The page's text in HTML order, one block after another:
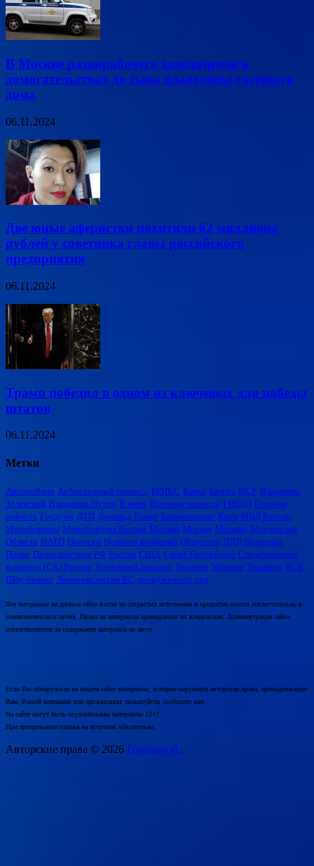
В Москве разнорабочего заподозрили в
домогательствах до сына владелицы гостевого
дома
06.11.2024
Две юные аферистки похитили 62 миллиона
рублей у советника главы российского
предприятия
06.11.2024
Трамп победил в одном из ключевых для победы
штатов
06.11.2024
Метки
Автомобили Арбитражный процесс БРИКС Банки Бизнес ВСУ Владимир
Зеленский Владимир Путин В мире Военные новости ГИБДД Горячая
новость Госдума ДТП Дональд Трамп Законопроект Киев МВД России
Минобороны Минобороны России Москва Москве Москвы Московская
Область НАТО Новости Новости компаний Общество ПДД Политика
Право Происшествия РФ Россия США Санкт-Петербурге Следственного
комитета (СК) России Уголовный процесс Украина Украине Украины ФСБ
Шоу-бизнес Экономколлегия ВС вооруженных сил
Все материалы на данном сайте взяты из открытых источников и предоставляются исключительно в
ознакомительных целях. Права на материалы принадлежат их владельцам. Администрация сайта
ответственности за содержание материала не несет.
Если Вы обнаружили на нашем сайте материалы, которые нарушают авторские права, принадлежащие
Вам, Вашей компании или организации, пожалуйста, сообщите нам.
На сайте могут быть опубликованы материалы 18+!
При цитировании ссылка на источник обязательна.
Авторские права © 2026 Городовой..